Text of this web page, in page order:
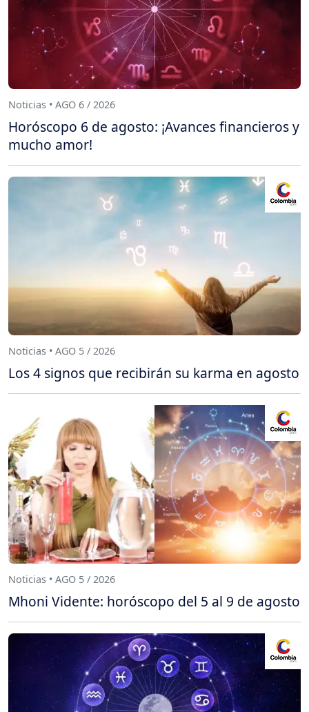
Noticias • AGO 6 / 2026
Horóscopo 6 de agosto: ¡Avances financieros y
mucho amor!
Noticias • AGO 5 / 2026
Los 4 signos que recibirán su karma en agosto
Noticias • AGO 5 / 2026
Mhoni Vidente: horóscopo del 5 al 9 de agosto